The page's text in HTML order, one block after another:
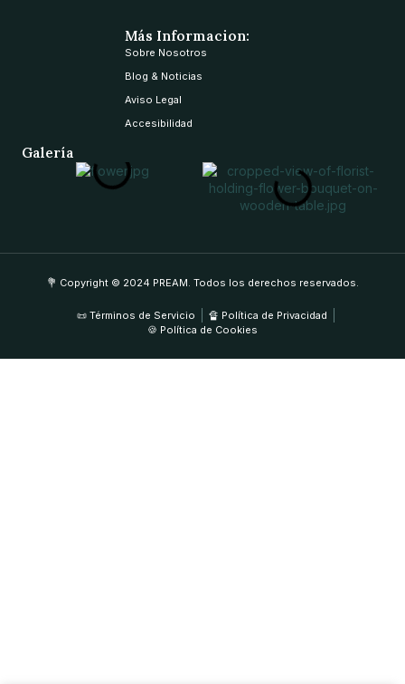
Más Informacion:
Sobre Nosotros
Blog & Noticias
Aviso Legal
Accesibilidad
Galería
💐 Copyright © 2024 PREAM. Todos los derechos reservados.
📜 Términos de Servicio
🔏 Política de Privacidad
🍪 Política de Cookies